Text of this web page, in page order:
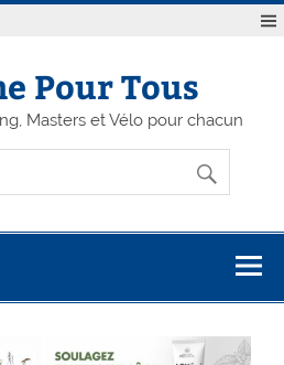
Pour Tous
Masters et Vélo pour chacun